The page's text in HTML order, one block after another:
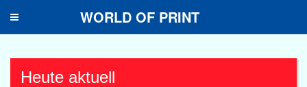
Toggle
WORLD OF PRINT
Heute aktuell